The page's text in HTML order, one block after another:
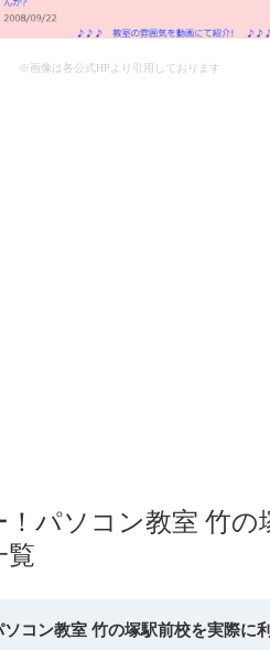
※画像は各公式HPより引用しております
！パソコン教室 竹の
覧
コン教室 竹の塚駅前校を実際に